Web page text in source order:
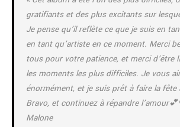
gratifiants et des plus excitants sur
Je pense qu’il reflète ce que je suis en
en tant qu’artiste en ce moment. Merci
tous pour votre patience, et merci d’être
les moments les plus difficiles. Je vous
énormément, et je suis prêt à faire la fête
Bravo, et continuez à répandre
Malone